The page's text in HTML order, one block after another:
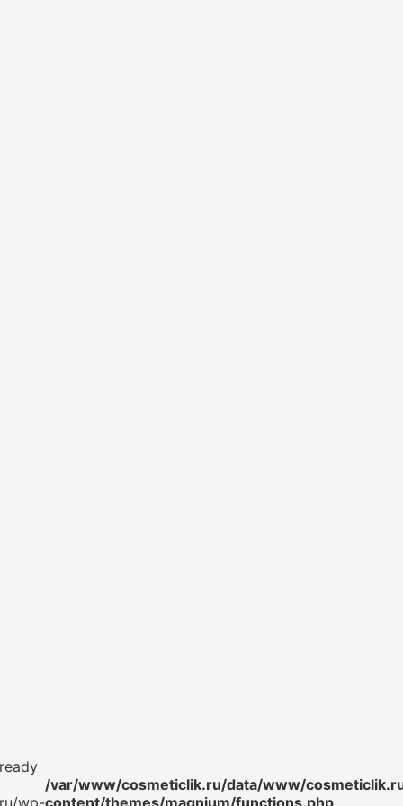
wp-
/var/www/cosmeticlik.ru/data/www/
content/themes/magnium/functions.php